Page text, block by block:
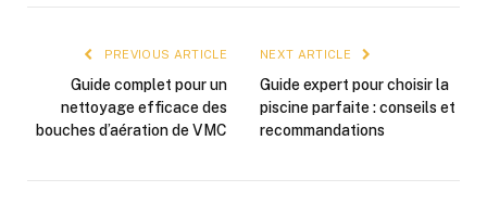
PREVIOUS ARTICLE
Guide complet pour un
nettoyage efficace des
bouches d’aération de VMC
NEXT ARTICLE
Guide expert pour choisir la
piscine parfaite : conseils et
recommandations